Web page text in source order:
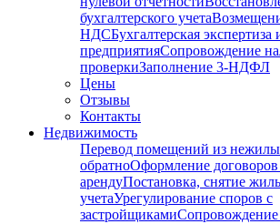
бухгалтерского учета
НДСБухгалтерская экспертиза
предприятияСопровождение
проверкиЗаполнение 3-НДФЛ
Цены
Отзывы
Контакты
Недвижимость
Перевод помещений из
обратноОформление договоров
арендуПостановка, снятие
учетаУрегулирование споров с
застройщикамиСопровождение